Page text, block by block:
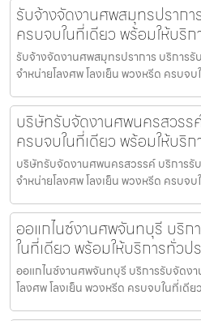
รับจ้างจัดงานศพสมุทรปราก
ครบจบในที่เดียว พร้อมให้บริก
รับจ้างจัดงานศพสมุทรปราการ บริการ
จำหน่ายโลงศพ โลงเย็น พวงหรีด ครบจ
บริษัทรับจัดงานศพนครสวรร
ครบจบในที่เดียว พร้อมให้บริก
บริษัทรับจัดงานศพนครสวรรค์ บริการ
จำหน่ายโลงศพ โลงเย็น พวงหรีด ครบจ
ออแกไนซ์งานศพจันทบุรี บริ
ในที่เดียว พร้อมให้บริการทั่วป
ออแกไนซ์งานศพจันทบุรี บริการรับจัดง
โลงศพ โลงเย็น พวงหรีด ครบจบในที่เดี